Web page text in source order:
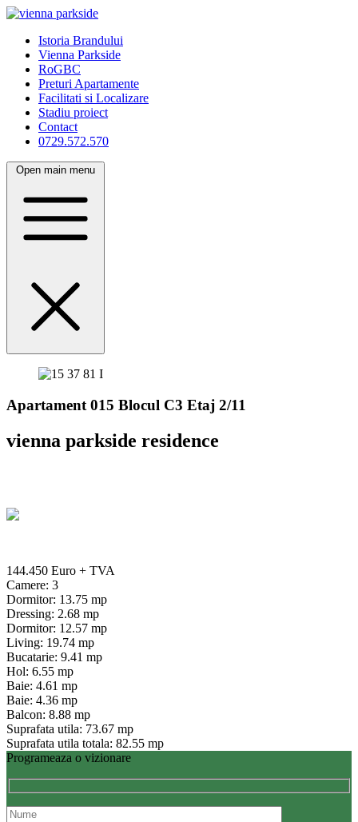
Istoria Brandului
Vienna Parkside
RoGBC
Preturi Apartamente
Facilitati si Localizare
Stadiu proiect
Contact
0729.572.570
Open main menu
Apartament 015 Blocul C3 Etaj 2/11
vienna parkside residence
144.450 Euro + TVA
Camere: 3
Dormitor: 13.75 mp
Dressing: 2.68 mp
Dormitor: 12.57 mp
Living: 19.74 mp
Bucatarie: 9.41 mp
Hol: 6.55 mp
Baie: 4.61 mp
Baie: 4.36 mp
Balcon: 8.88 mp
Suprafata utila: 73.67 mp
Suprafata utila totala: 82.55 mp
Programeaza o vizionare